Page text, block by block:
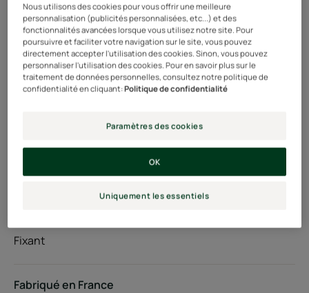
Aérosol Aérosol
150ml
Utilisable par
Type de cheveux
Tous types de cheveux - Soins sans silicone
Fixant
Fabriqué en France
Nous utilisons des cookies pour vous offrir une meilleure
personnalisation (publicités personnalisées, etc...) et des
fonctionnalités avancées lorsque vous utilisez notre site. Pour
poursuivre et faciliter votre navigation sur le site, vous pouvez
directement accepter l'utilisation des cookies. Sinon, vous pouvez
personnaliser l'utilisation des cookies. Pour en savoir plus sur le
traitement de données personnelles, consultez notre politique de
confidentialité en cliquant:Politique de confidentialité
Paramètres des cookies
Uniquement les essentiels
OK